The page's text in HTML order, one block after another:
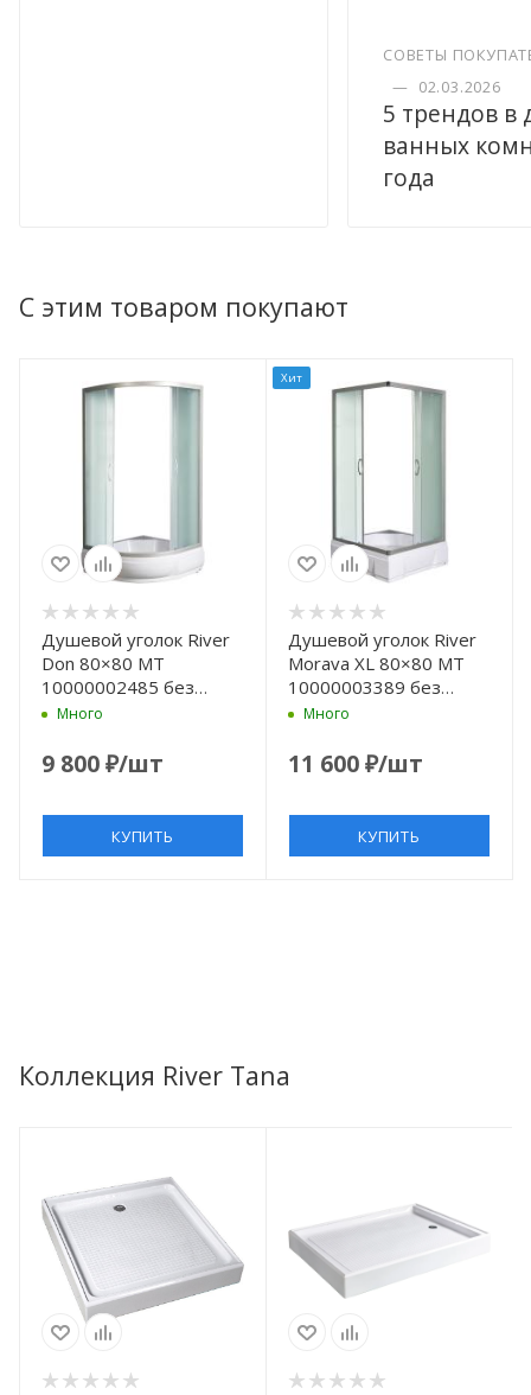
СОВЕТЫ
— 02.03.2026
5 трендов в
ванных
года
С этим товаром покупают
Душевой уголок River
Don 80×80 МТ
10000002485 без
поддона
Много
9 800₽/шт
КУПИТЬ
Хит
Душевой уголок River
Morava XL 80×80 МТ
10000003389 без
поддона
Много
11 600₽/шт
КУПИТЬ
Коллекция River Tana